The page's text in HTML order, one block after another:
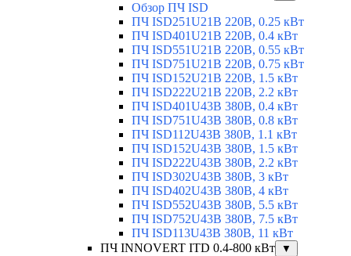
Обзор ПЧ ISD
ПЧ ISD251U21B 220В, 0.25 кВт
ПЧ ISD401U21B 220В, 0.4 кВт
ПЧ ISD551U21B 220В, 0.55 кВт
ПЧ ISD751U21B 220В, 0.75 кВт
ПЧ ISD152U21B 220В, 1.5 кВт
ПЧ ISD222U21B 220В, 2.2 кВт
ПЧ ISD401U43B 380В, 0.4 кВт
ПЧ ISD751U43B 380В, 0.8 кВт
ПЧ ISD112U43B 380В, 1.1 кВт
ПЧ ISD152U43B 380В, 1.5 кВт
ПЧ ISD222U43B 380В, 2.2 кВт
ПЧ ISD302U43B 380В, 3 кВт
ПЧ ISD402U43B 380В, 4 кВт
ПЧ ISD552U43B 380В, 5.5 кВт
ПЧ ISD752U43B 380В, 7.5 кВт
ПЧ ISD113U43B 380В, 11 кВт
ПЧ INNOVERT ITD 0.4-800 кВт
▼